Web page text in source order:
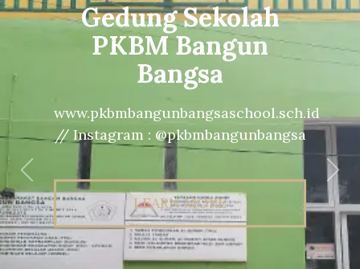
Gedung Sekolah
PKBM Bangun
Bangsa
www.pkbmbangunbangsaschool.sch.id
// Instagram : @pkbmbangunbangsa
LEARN MORE
Previous